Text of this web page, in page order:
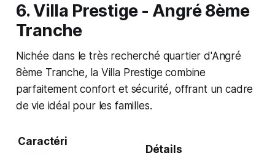
6. Villa Prestige - Angré 8ème
Tranche
Nichée dans le très recherché quartier d'Angré
8ème Tranche, la Villa Prestige combine
parfaitement confort et sécurité, offrant un cadre
de vie idéal pour les familles.
Caractéri
Détails